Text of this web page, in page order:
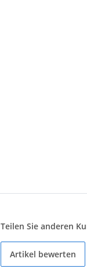
Teilen Sie anderen
Artikel bewerten